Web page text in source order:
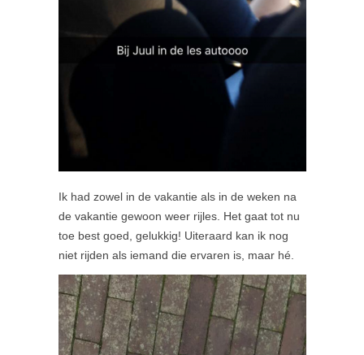
Ik had zowel in de vakantie als in de weken na
de vakantie gewoon weer rijles. Het gaat tot nu
toe best goed, gelukkig! Uiteraard kan ik nog
niet rijden als iemand die ervaren is, maar hé.